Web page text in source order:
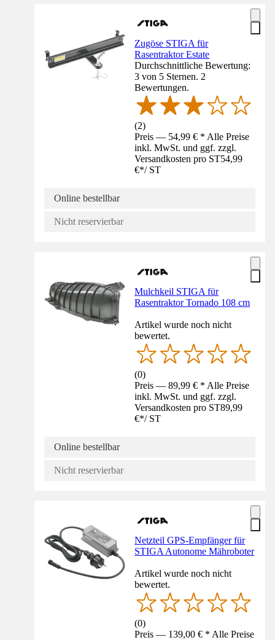
Zugöse STIGA für
Rasentraktor Estate
Durchschnittliche Bewertung:
3 von 5 Sternen. 2
Bewertungen.
(2)
Preis — 54,99 € * Alle Preise
inkl. MwSt. und ggf. zzgl.
Versandkosten pro ST54,99
€*/ ST
Online bestellbar
Nicht reservierbar
Mulchkeil STIGA für
Rasentraktor Tornado 108 cm
Artikel wurde noch nicht
bewertet.
(0)
Preis — 89,99 € * Alle Preise
inkl. MwSt. und ggf. zzgl.
Versandkosten pro ST89,99
€*/ ST
Online bestellbar
Nicht reservierbar
Netzteil GPS-Empfänger für
STIGA Autonome Mähroboter
Artikel wurde noch nicht
bewertet.
(0)
Preis — 139,00 € * Alle Preise